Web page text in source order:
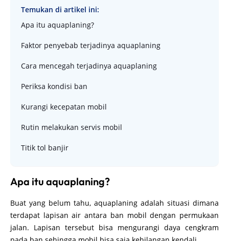
Temukan di artikel ini:
Apa itu aquaplaning?
Faktor penyebab terjadinya aquaplaning
Cara mencegah terjadinya aquaplaning
Periksa kondisi ban
Kurangi kecepatan mobil
Rutin melakukan servis mobil
Titik tol banjir
Apa itu aquaplaning?
Buat yang belum tahu, aquaplaning adalah situasi dimana
terdapat lapisan air antara ban mobil dengan permukaan
jalan. Lapisan tersebut bisa mengurangi daya cengkram